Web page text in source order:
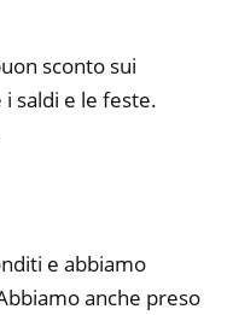
sconto sui
saldi e le feste.
e abbiamo
anche preso